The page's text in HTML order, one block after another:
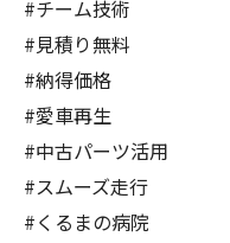
#チーム技術
#見積り無料
#納得価格
#愛車再生
#中古パーツ活用
#スムーズ走行
#くるまの病院